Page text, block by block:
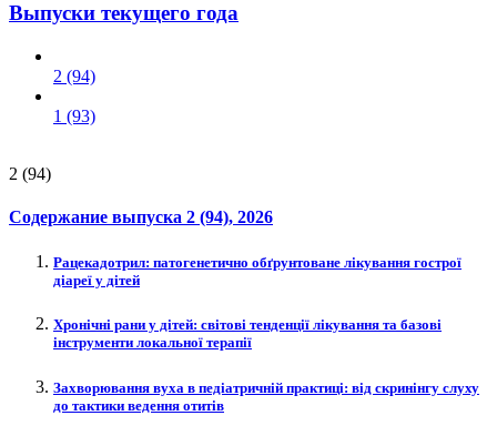
Выпуски текущего года
2 (94)
1 (93)
2 (94)
Содержание выпуска 2 (94), 2026
Рацекадотрил: патогенетично обґрунтоване лікування гострої
діареї у дітей
Хронічні рани у дітей: світові тенденції лікування та базові
інструменти локальної терапії
Захворювання вуха в педіатричній практиці: від скринінгу слуху
до тактики ведення отитів